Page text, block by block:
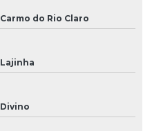
Carmo do Rio Claro
Lajinha
Divino